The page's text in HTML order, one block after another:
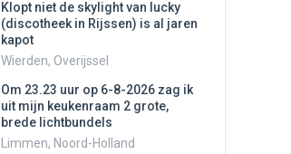
Klopt niet de skylight van lucky
(discotheek in Rijssen) is al jaren
kapot
Wierden, Overijssel
Om 23.23 uur op 6-8-2026 zag ik
uit mijn keukenraam 2 grote,
brede lichtbundels
Limmen, Noord-Holland